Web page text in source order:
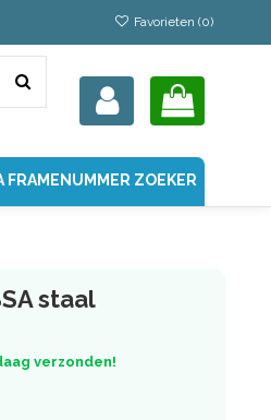
Favorieten (0)
FRAMENUMMER ZOEKER
staal
verzonden!